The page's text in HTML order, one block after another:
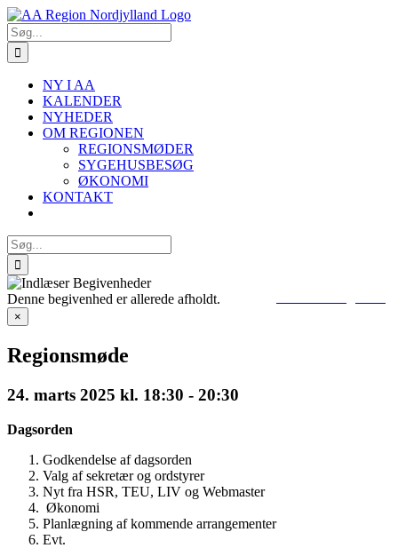
Skip
to
content
Søg
efter:
NY I AA
KALENDER
NYHEDER
OM REGIONEN
REGIONSMØDER
SYGEHUSBESØG
ØKONOMI
KONTAKT
Søg
efter:
Denne begivenhed er allerede afholdt.
×
Regionsmøde
24. marts 2025 kl. 18:30 - 20:30
Dagsorden
Godkendelse af dagsorden
Valg af sekretær og ordstyrer
Nyt fra HSR, TEU, LIV og Webmaster
Økonomi
Planlægning af kommende arrangementer
Evt.